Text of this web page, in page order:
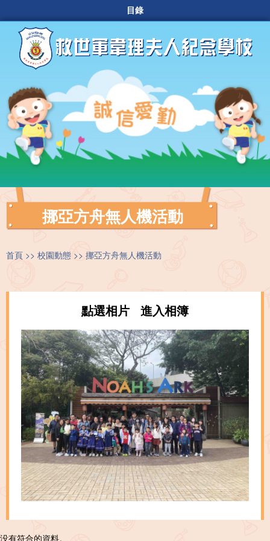
目錄
挪亞方舟無人機活動
首頁 校園動態 挪亞方舟無人機活動
點選相片 進入相簿
没有符合的資料。